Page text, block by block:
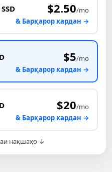
$2.50/mo
& Барқарор кардан →
$5/mo
& Барқарор кардан →
$20/mo
& Барқарор кардан →
нақшаҳо ↓